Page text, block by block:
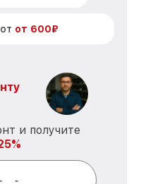
от 600₽
и получите